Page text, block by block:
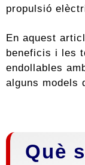
propulsió
En aquest
beneficis i les
endollables
alguns models
Què